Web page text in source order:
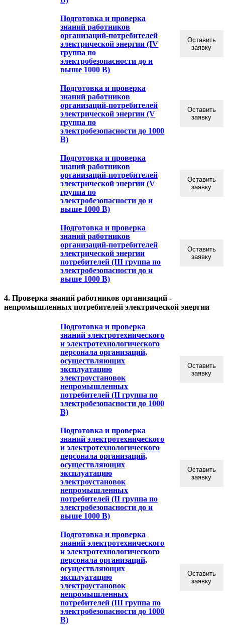
Подготовка и проверка
знаний работников
организаций-потребителей
электрической энергии (IV
группа по
электробезопасности до и
выше 1000 В)
Оставить
заявку
Подготовка и проверка
знаний работников
организаций-потребителей
электрической энергии (V
группа по
электробезопасности до 1000
В)
Оставить
заявку
Подготовка и проверка
знаний работников
организаций-потребителей
электрической энергии (V
группа по
электробезопасности до и
выше 1000 В)
Оставить
заявку
Подготовка и проверка
знаний работников
организаций-потребителей
электрической энергии
потребителей (III группа по
электробезопасности до и
выше 1000 В)
Оставить
заявку
4. Проверка знаний работников организаций -
непромышленных потребителей электрической энергии
Подготовка и проверка
знаний электротехнического
и электротехнологического
персонала организаций,
осуществляющих
эксплуатацию
электроустановок
непромышленных
потребителей (II группа по
электробезопасности до 1000
В)
Оставить
заявку
Подготовка и проверка
знаний электротехнического
и электротехнологического
персонала организаций,
осуществляющих
эксплуатацию
электроустановок
непромышленных
потребителей (II группа по
электробезопасности до и
выше 1000 В)
Оставить
заявку
Подготовка и проверка
знаний электротехнического
и электротехнологического
персонала организаций,
осуществляющих
эксплуатацию
электроустановок
непромышленных
потребителей (III группа по
электробезопасности до 1000
В)
Оставить
заявку